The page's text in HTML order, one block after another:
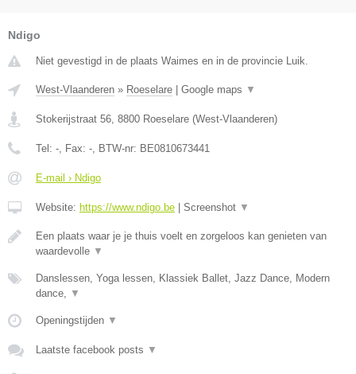
Ndigo
Niet gevestigd in de plaats Waimes en in de provincie Luik.
West-Vlaanderen » Roeselare | Google maps ▼
Stokerijstraat 56 8800 Roeselare (West-Vlaanderen)
Tel: - , Fax: - , BTW-nr: BE0810673441
E-mail › Ndigo
Website: https://www.ndigo.be | Screenshot ▼
Een plaats waar je je thuis voelt en zorgeloos kan genieten van
waardevolle ▼
Danslessen, Yoga lessen, Klassiek Ballet, Jazz Dance, Modern
dance,
▼
Openingstijden ▼
Laatste facebook posts ▼